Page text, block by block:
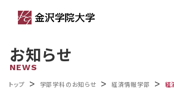
お知らせ
NEWS
トップ > 学部学科のお知らせ > 経済情報学部 > 経